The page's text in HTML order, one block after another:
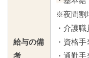
給与の備
考
※夜間割
・介護
・資格
・通勤